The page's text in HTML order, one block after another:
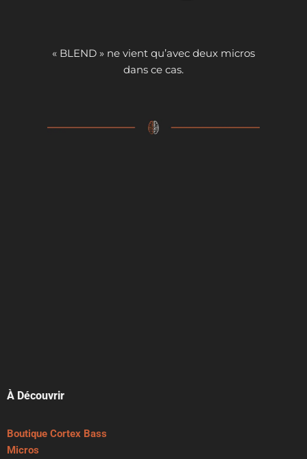
« BLEND » ne vient qu’avec deux micros
dans ce cas.
À Découvrir
Boutique Cortex Bass
Micros